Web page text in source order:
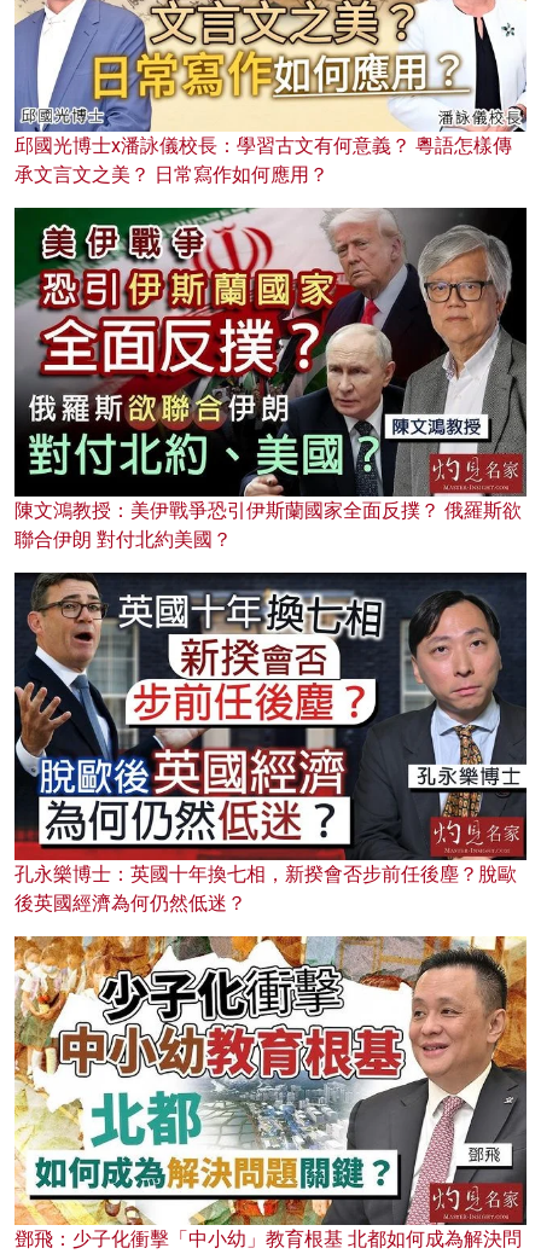
邱國光博士x潘詠儀校長：學習古文有何意義？ 粵語怎樣傳
承文言文之美？ 日常寫作如何應用？
陳文鴻教授：美伊戰爭恐引伊斯蘭國家全面反撲？ 俄羅斯欲
聯合伊朗 對付北約美國？
孔永樂博士：英國十年換七相，新揆會否步前任後塵？脫歐
後英國經濟為何仍然低迷？
鄧飛：少子化衝擊「中小幼」教育根基 北都如何成為解決問